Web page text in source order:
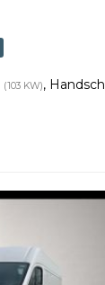
(103 KW),